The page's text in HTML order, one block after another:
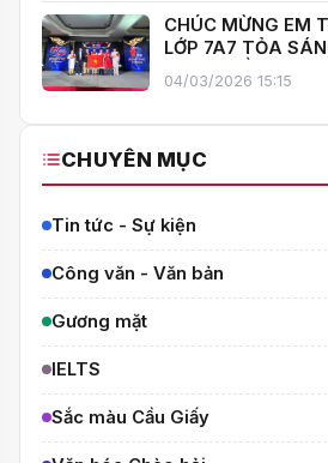
CHÚC MỪNG EM
LỚP 7A7 TỎA
MANG VỀ HUY
QUỐC TẾ ITMC
04/03/2026 15:15
CHUYÊN MỤC
Tin tức - Sự kiện
Công văn - Văn bản
Gương mặt
IELTS
Sắc màu Cầu Giấy